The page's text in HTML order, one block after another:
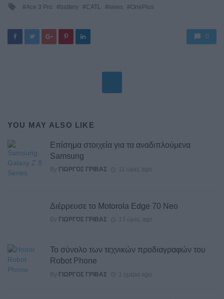
Tagged
Ace 3 Pro battery CATL news OnePlus
0
YOU MAY ALSO LIKE
Επίσημα στοιχεία για τα αναδιπλούμενα
Samsung
By ΓΙΏΡΓΟΣ ΓΡΊΒΑΣ 11 ώρες ago
Διέρρευσε το Motorola Edge 70 Neo
By ΓΙΏΡΓΟΣ ΓΡΊΒΑΣ 13 ώρες ago
Το σύνολο των τεχνικών προδιαγραφών του
Robot Phone
By ΓΙΏΡΓΟΣ ΓΡΊΒΑΣ 1 ημέρα ago